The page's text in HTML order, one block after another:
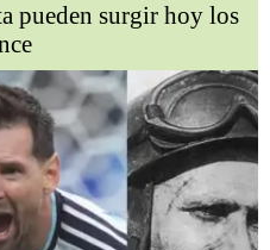
pueden surgir hoy los